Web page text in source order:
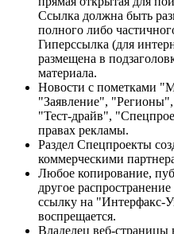
Ссылка должна быть
полного либо
Гиперссылка (для
размещена в
материала.
Новости с пометками
"Заявление",
"Тест-драйв",
правах рекламы.
Раздел Спецпроекты
коммерческими
Любое копирование,
другое
ссылку на "Интерфакс-
воспрещается.
Владелец веб-страницы